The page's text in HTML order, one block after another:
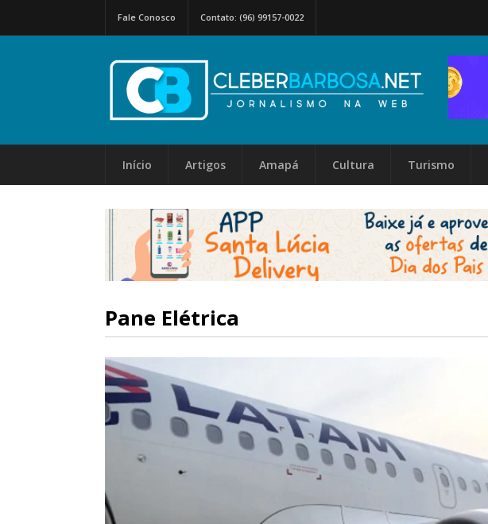
Fale Conosco Contato: (96) 99157-0022
Início Artigos Amapá Cultura Turismo
Pane Elétrica